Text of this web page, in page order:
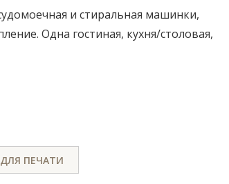
и стиральная машинки,
Одна гостиная, кухня/столовая,
ПЕЧАТИ